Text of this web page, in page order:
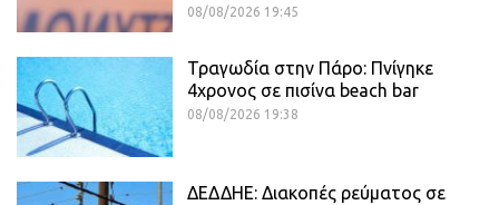
08/08/2026 19:45
Τραγωδία στην Πάρο: Πνίγηκε
4χρονος σε πισίνα beach bar
08/08/2026 19:38
ΔΕΔΔΗΕ: Διακοπές ρεύματος σε